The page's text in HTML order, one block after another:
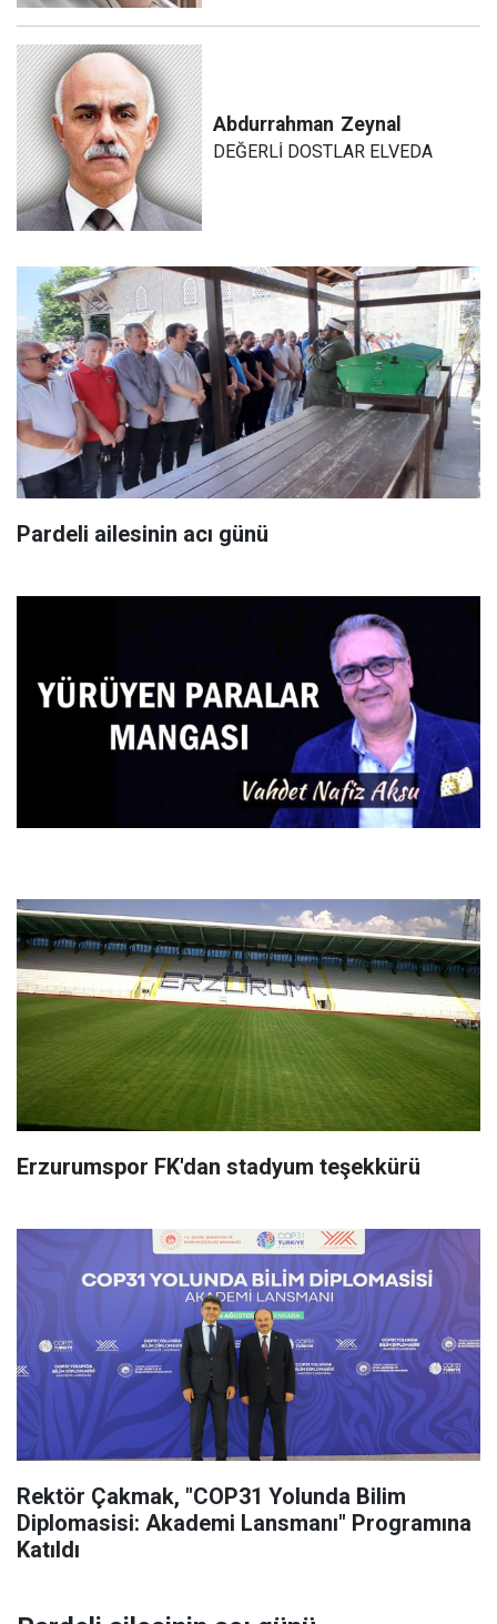
Abdurrahman Zeynal
DEĞERLİ DOSTLAR ELVEDA
Pardeli ailesinin acı günü
Erzurumspor FK'dan stadyum teşekkürü
Rektör Çakmak, "COP31 Yolunda Bilim
Diplomasisi: Akademi Lansmanı" Programına
Katıldı